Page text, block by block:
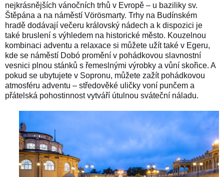
nejkrásnějších vánočních trhů v Evropě – u baziliky sv.
Štěpána a na náměstí Vörösmarty. Trhy na Budínském
hradě dodávají večeru královský nádech a k dispozici je
také bruslení s výhledem na historické město. Kouzelnou
kombinaci adventu a relaxace si můžete užít také v Egeru,
kde se náměstí Dobó promění v pohádkovou slavnostní
vesnici plnou stánků s řemeslnými výrobky a vůní skořice. A
pokud se ubytujete v Sopronu, můžete zažít pohádkovou
atmosféru adventu – středověké uličky voní punčem a
přátelská pohostinnost vytváří útulnou sváteční náladu.